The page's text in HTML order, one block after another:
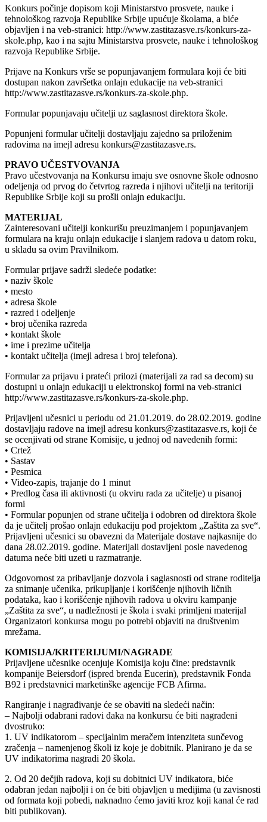
Konkurs počinje dopisom koji Ministarstvo prosvete, nauke i
tehnološkog razvoja Republike Srbije upućuje školama, a biće
objavljen i na veb-stranici: http://www.zastitazasve.rs/konkurs-za-
skole.php, kao i na sajtu Ministarstva prosvete, nauke i tehnološkog
razvoja Republike Srbije.
Prijave na Konkurs vrše se popunjavanjem formulara koji će biti
dostupan nakon završetka onlajn edukacije na veb-stranici
http://www.zastitazasve.rs/konkurs-za-skole.php.
Formular popunjavaju učitelji uz saglasnost direktora škole.
Popunjeni formular učitelji dostavljaju zajedno sa priloženim
radovima na imejl adresu konkurs@zastitazasve.rs.
PRAVO UČESTVOVANJA
Pravo učestvovanja na Konkursu imaju sve osnovne škole odnosno
odeljenja od prvog do četvrtog razreda i njihovi učitelji na teritoriji
Republike Srbije koji su prošli onlajn edukaciju.
MATERIJAL
Zainteresovani učitelji konkurišu preuzimanjem i popunjavanjem
formulara na kraju onlajn edukacije i slanjem radova u datom roku,
u skladu sa ovim Pravilnikom.
Formular prijave sadrži sledeće podatke:
• naziv škole
• mesto
• adresa škole
• razred i odeljenje
• broj učenika razreda
• kontakt škole
• ime i prezime učitelja
• kontakt učitelja (imejl adresa i broj telefona).
Formular za prijavu i prateći prilozi (materijali za rad sa decom) su
dostupni u onlajn edukaciji u elektronskoj formi na veb-stranici
http://www.zastitazasve.rs/konkurs-za-skole.php.
Prijavljeni učesnici u periodu od 21.01.2019. do 28.02.2019. godine
dostavljaju radove na imejl adresu konkurs@zastitazasve.rs, koji će
se ocenjivati od strane Komisije, u jednoj od navedenih formi:
• Crtež
• Sastav
• Pesmica
• Video-zapis, trajanje do 1 minut
• Predlog časa ili aktivnosti (u okviru rada za učitelje) u pisanoj
formi
• Formular popunjen od strane učitelja i odobren od direktora škole
da je učitelj prošao onlajn edukaciju pod projektom „Zaštita za sve“.
Prijavljeni učesnici su obavezni da Materijale dostave najkasnije do
dana 28.02.2019. godine. Materijali dostavljeni posle navedenog
datuma neće biti uzeti u razmatranje.
Odgovornost za pribavljanje dozvola i saglasnosti od strane roditelja
za snimanje učenika, prikupljanje i korišćenje njihovih ličnih
podataka, kao i korišćenje njihovih radova u okviru kampanje
„Zaštita za sve“, u nadležnosti je škola i svaki primljeni materijal
Organizatori konkursa mogu po potrebi objaviti na društvenim
mrežama.
KOMISIJA/KRITERIJUMI/NAGRADE
Prijavljene učesnike ocenjuje Komisija koju čine: predstavnik
kompanije Beiersdorf (ispred brenda Eucerin), predstavnik Fonda
B92 i predstavnici marketinške agencije FCB Afirma.
Rangiranje i nagrađivanje će se obaviti na sledeći način:
– Najbolji odabrani radovi đaka na konkursu će biti nagrađeni
dvostruko:
1. UV indikatorom – specijalnim meračem intenziteta sunčevog
zračenja – namenjenog školi iz koje je dobitnik. Planirano je da se
UV indikatorima nagradi 20 škola.
2. Od 20 dečjih radova, koji su dobitnici UV indikatora, biće
odabran jedan najbolji i on će biti objavljen u medijima (u zavisnosti
od formata koji pobedi, naknadno ćemo javiti kroz koji kanal će rad
biti publikovan).